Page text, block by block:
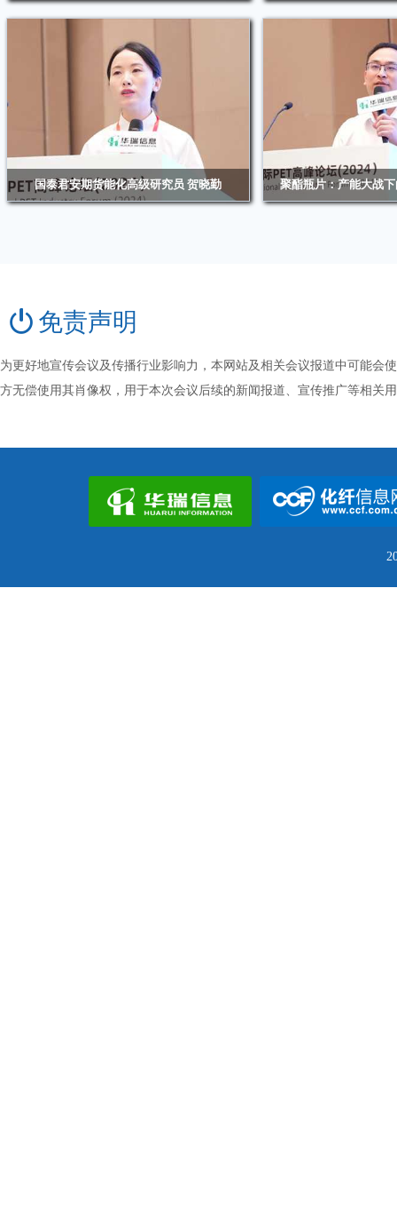
康泰斯（上海）化学工程有限公司副总裁 马欣
中国石油和化学工业联合
油气司专家库成员、《中
国泰君安期货能化高级研究员 贺晓勤
国泰君安期货能化高级研究员 贺晓勤
聚酯瓶片：产能大战
浙江华瑞信息资讯股份有
免责声明
为更好地宣传会议及传播行业影响力，本网站及相关会议报道中可能会
方无偿使用其肖像权，用于本次会议后续的新闻报道、宣传推广等相关